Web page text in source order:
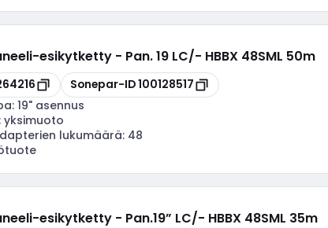
esikytketty - Pan. 19 LC/- HBBX 48SML 50m
Kopioi
Sonepar-ID100128517
19" asennus
yksimuoto
lukumäärä: 48
esikytketty - Pan.19” LC/- HBBX 48SML 35m